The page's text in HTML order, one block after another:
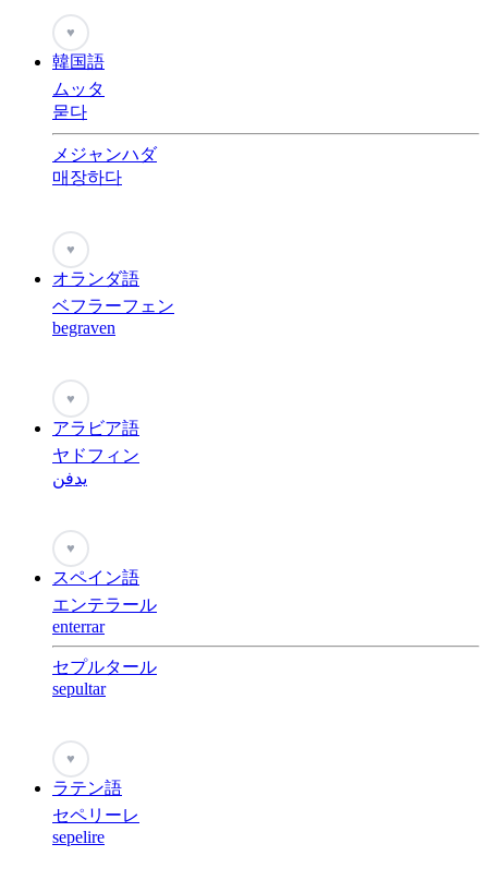
♥
韓国語
ムッタ
묻다
メジャンハダ
매장하다
♥
オランダ語
ベフラーフェン
begraven
♥
アラビア語
ヤドフィン
يدفن
♥
スペイン語
エンテラール
enterrar
セプルタール
sepultar
♥
ラテン語
セペリーレ
sepelire